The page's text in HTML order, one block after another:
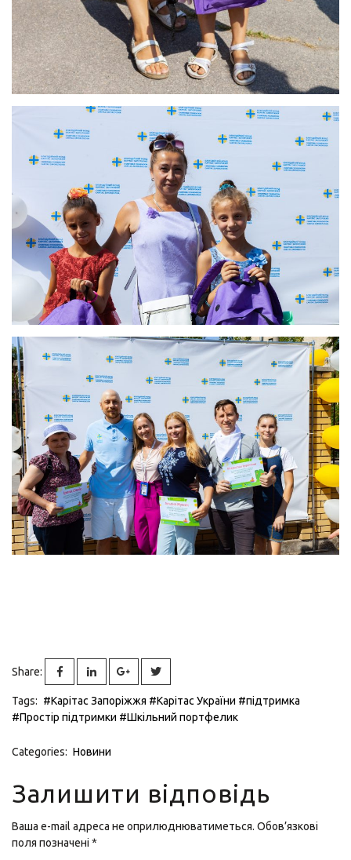
Share:
Tags: #Карітас Запоріжжя #Карітас України #підтримка
#Простір підтримки #Шкільний портфелик
Categories: Новини
Залишити відповідь
Ваша e-mail адреса не оприлюднюватиметься. Обов’язкові
поля позначені *